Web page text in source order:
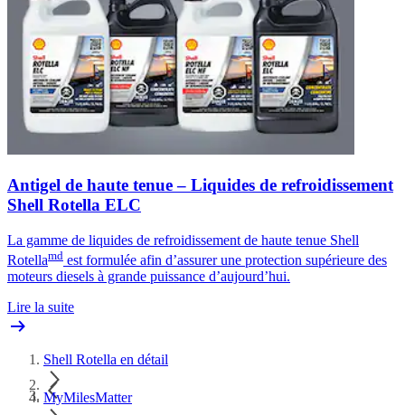
Antigel de haute tenue – Liquides de refroidissement
Shell Rotella ELC
La gamme de liquides de refroidissement de haute tenue Shell
Rotellamd est formulée afin d’assurer une protection supérieure des
moteurs diesels à grande puissance d’aujourd’hui.
Lire la suite
Shell Rotella en détail
MyMilesMatter